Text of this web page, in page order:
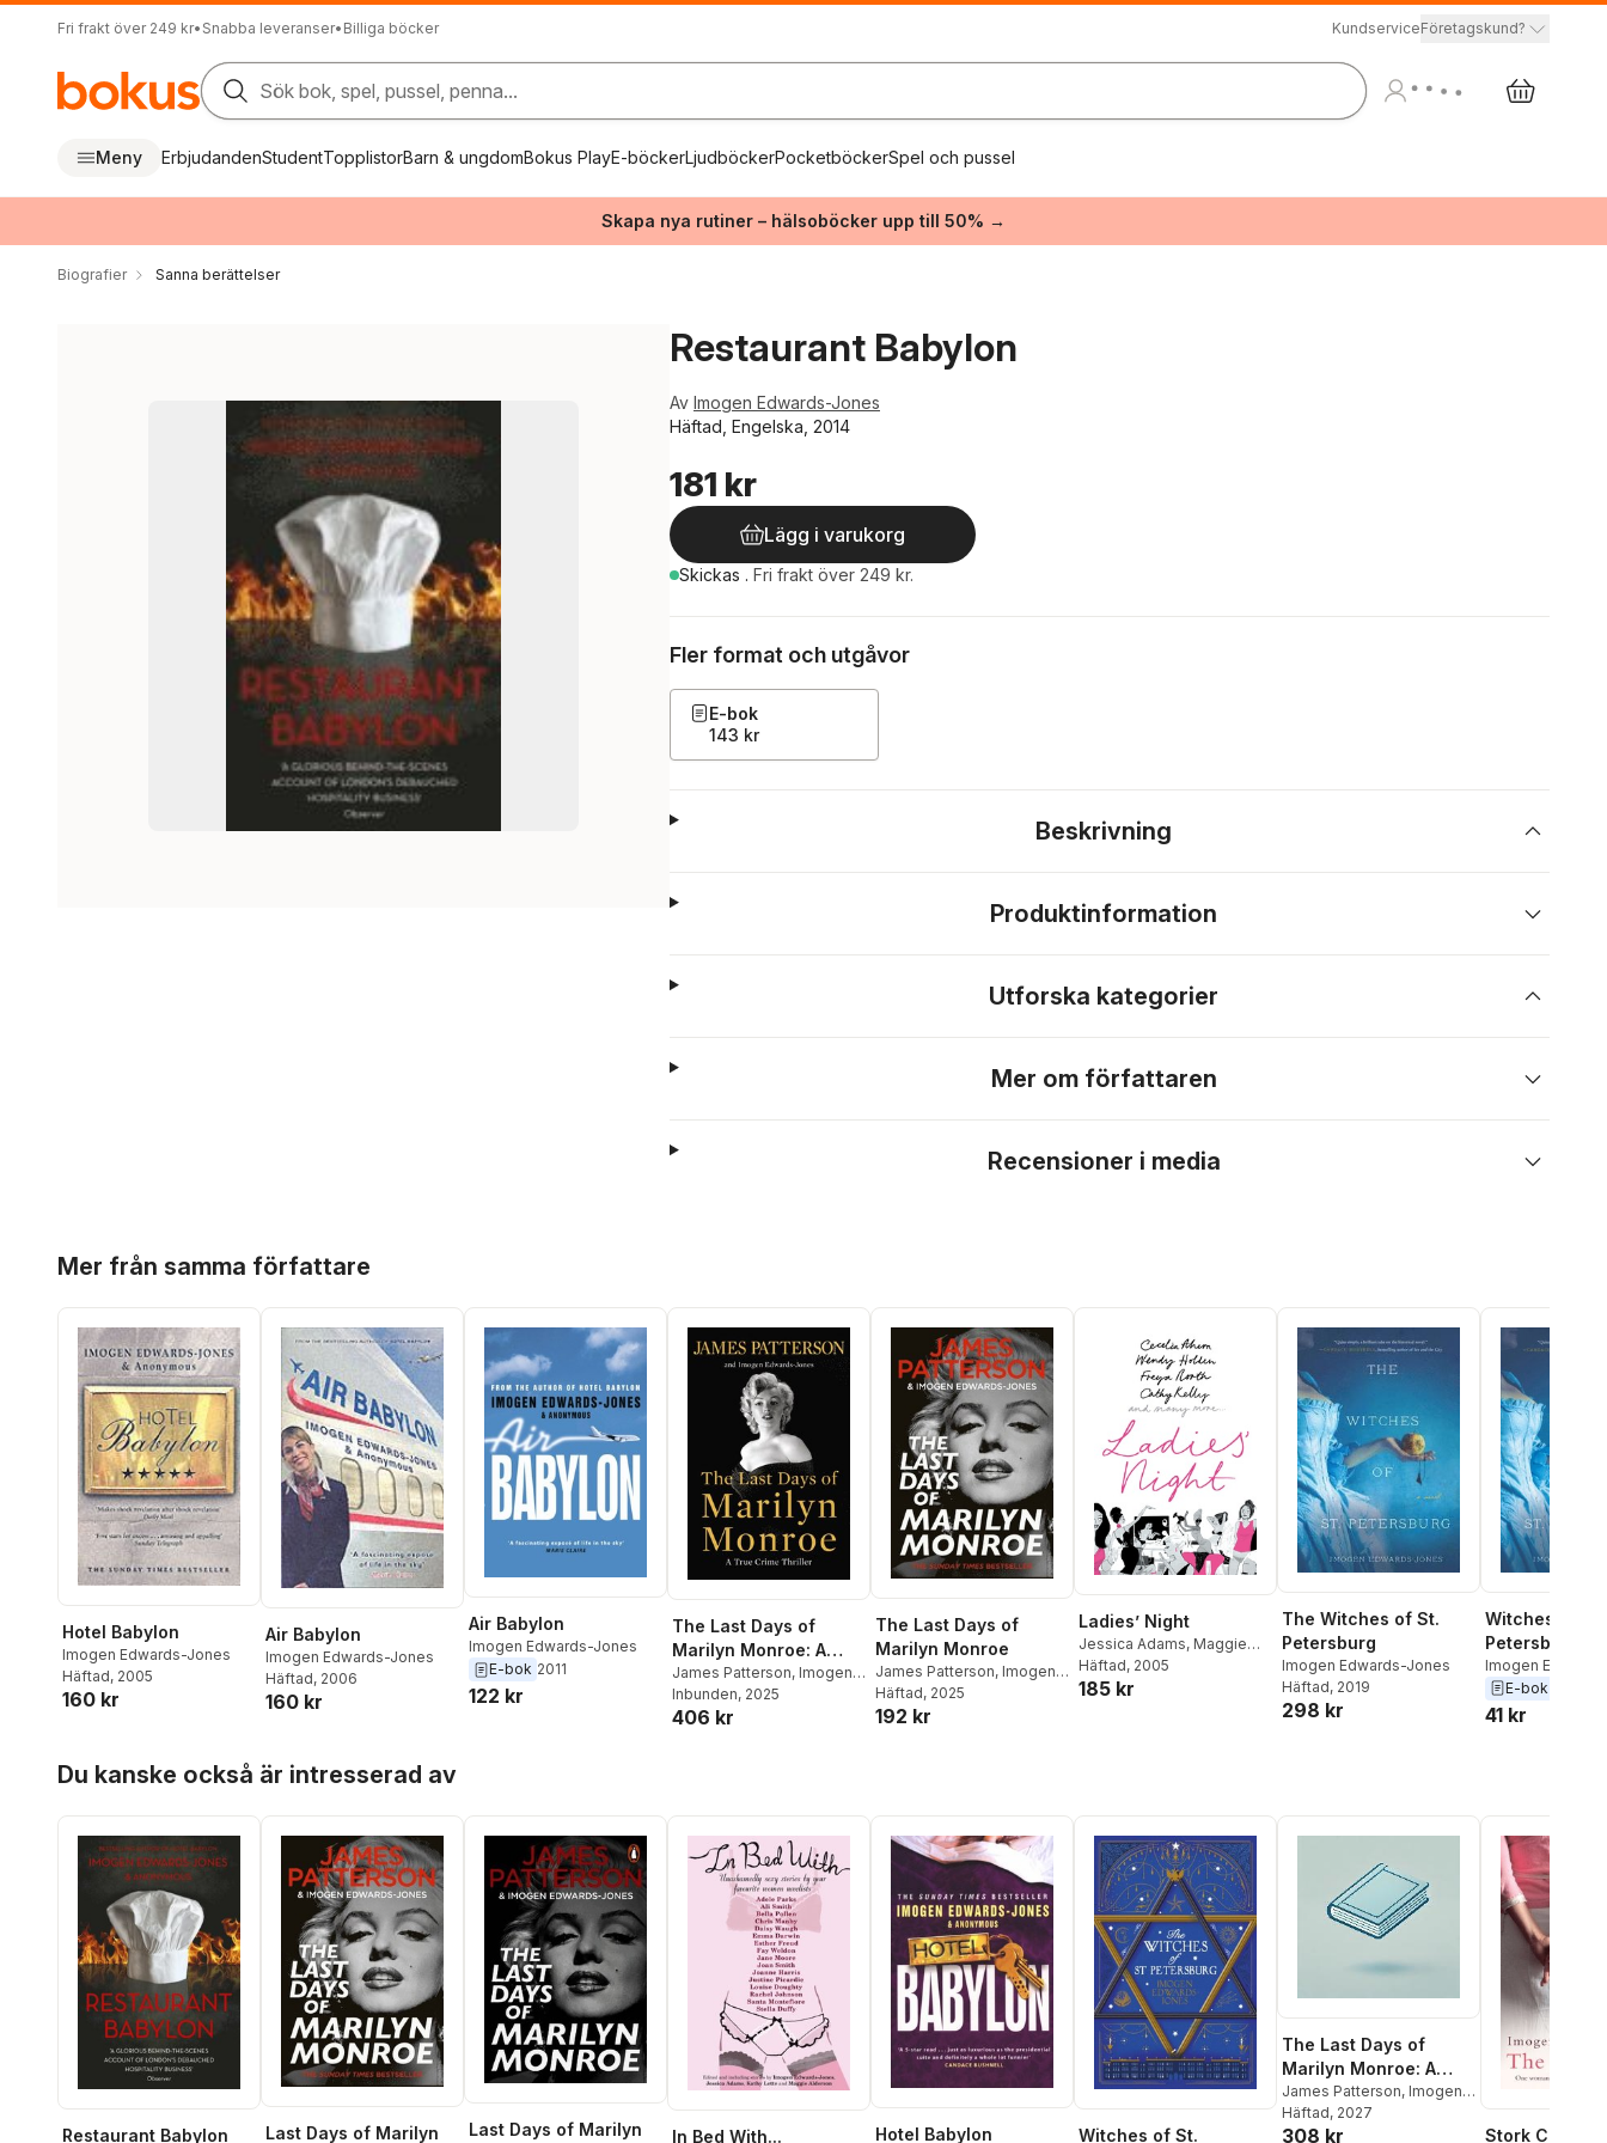
Fri frakt över 249 kr• Snabba leveranser• Billiga böcker KundserviceFöretagskund?
Sök bok, spel, pussel, penna...
Meny ErbjudandenStudentTopplistorBarn & ungdomBokus PlayE-böckerLjudböckerPocketböckerSpel och pussel
Skapa nya rutiner – hälsoböcker upp till 50% →
Biografier Sanna berättelser
Restaurant Babylon
Av Imogen Edwards-Jones
Häftad, Engelska, 2014
181 kr
Lägg i varukorg
Skickas . Fri frakt över 249 kr.
Fler format och utgåvor
E-bok
143 kr
Beskrivning
Produktinformation
Utforska kategorier
Mer om författaren
Recensioner i media
Mer från samma författare
Hotel Babylon
Imogen Edwards-Jones
Häftad, 2005
160 kr
Air Babylon
Imogen Edwards-Jones
Häftad, 2006
160 kr
Air Babylon
Imogen Edwards-Jones
E-bok 2011
122 kr
The Last Days of
Marilyn Monroe: A
True Crime Thriller
James Patterson, Imogen
Edwards-Jones
Inbunden, 2025
406 kr
The Last Days of
Marilyn Monroe
James Patterson, Imogen
Edwards-Jones
Häftad, 2025
192 kr
Ladies’ Night
Jessica Adams, Maggie
Alderson,Imogen
Edwards-Jones
Häftad, 2005
185 kr
The Witches of St.
Petersburg
Imogen Edwards-Jones
Häftad, 2019
298 kr
Witches of St.
Petersburg
Imogen
E-bok
41 kr
Du kanske också är intresserad av
Restaurant Babylon Last Days of Marilyn Last Days of Marilyn In Bed With... Hotel Babylon Witches of St.
The Last Days of
Marilyn Monroe: A
True Crime Thriller
James Patterson, Imogen
Edwards-Jones
Häftad, 2027
308 kr Stork Club